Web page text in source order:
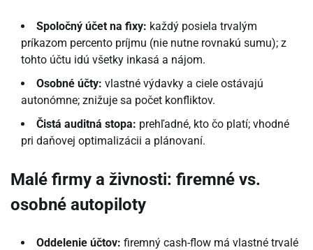
Spoločný účet na fixy: každý posiela trvalým
príkazom percento príjmu (nie nutne rovnakú sumu); z
tohto účtu idú všetky inkasá a nájom.
Osobné účty: vlastné výdavky a ciele ostávajú
autonómne; znižuje sa počet konfliktov.
Čistá auditná stopa: prehľadné, kto čo platí; vhodné
pri daňovej optimalizácii a plánovaní.
Malé firmy a živnosti: firemné vs.
osobné autopiloty
Oddelenie účtov: firemný cash-flow má vlastné trvalé